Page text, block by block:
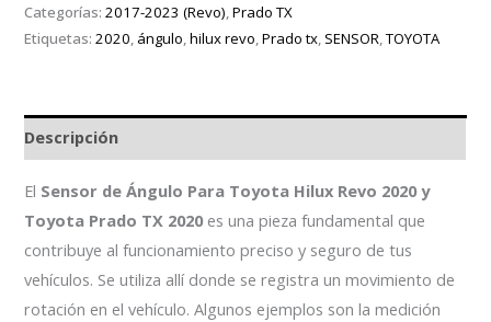
Categorías:2017-2023 (Revo) ,Prado TX
Etiquetas:2020 ángulo ,hilux revo ,Prado tx SENSOR ,TOYOTA
Descripción
El Sensor de Ángulo Para Toyota Hilux Revo 2020 y
Toyota Prado TX 2020es una pieza fundamental que
contribuye al funcionamiento preciso y seguro de tus
vehículos. Se utiliza allí donde se registra un movimiento de
rotación en el vehículo. Algunos ejemplos son la medición